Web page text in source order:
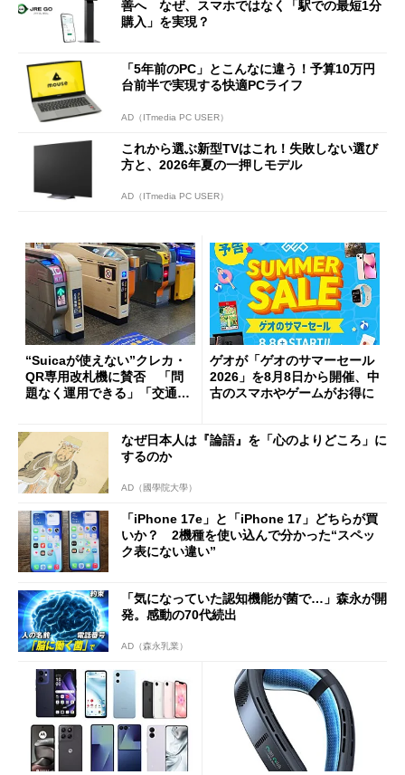
善へ なぜ、スマホではなく「駅での最短1分
購入」を実現？
「5年前のPC」とこんなに違う！予算10万円
台前半で実現する快適PCライフ
AD（ITmedia PC USER）
これから選ぶ新型TVはこれ！失敗しない選び
方と、2026年夏の一押しモデル
AD（ITmedia PC USER）
“Suicaが使えない”クレカ・
QR専用改札機に賛否 「問
題なく運用できる」「交通系I
ゲオが「ゲオのサマーセール
2026」を8月8日から開催、中
古のスマホやゲームがお得に
なぜ日本人は『論語』を「心のよりどころ」に
するのか
AD（國學院大學）
「iPhone 17e」と「iPhone 17」どちらが買
いか？ 2機種を使い込んで分かった“スペッ
ク表にない違い”
「気になっていた認知機能が菌で…」森永が開
発。感動の70代続出
AD（森永乳業）